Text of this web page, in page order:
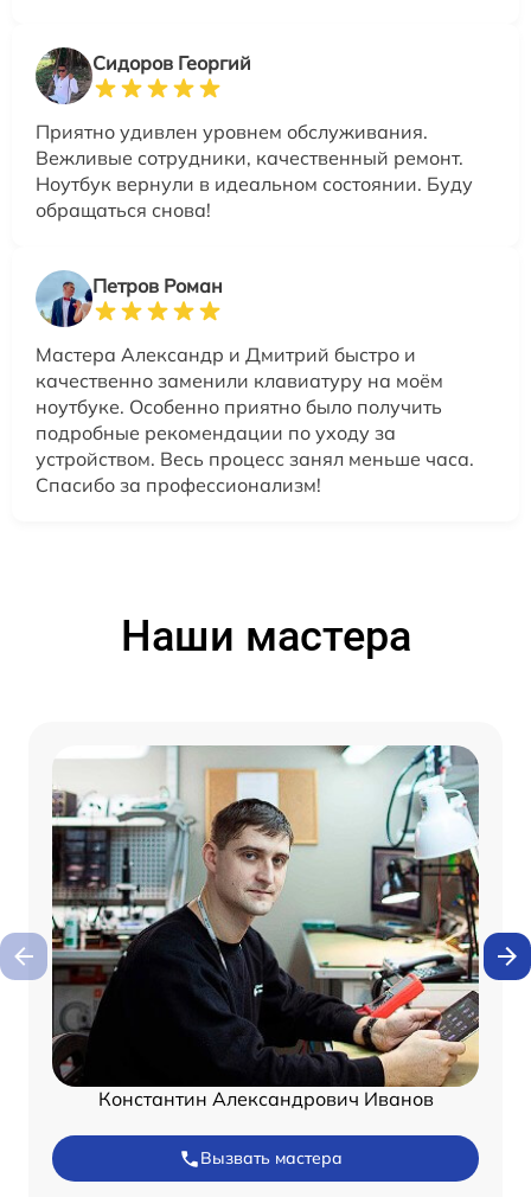
Сидоров Георгий
Приятно удивлен уровнем обслуживания.
Вежливые сотрудники, качественный ремонт.
Ноутбук вернули в идеальном состоянии. Буду
обращаться снова!
Петров Роман
Мастера Александр и Дмитрий быстро и
качественно заменили клавиатуру на моём
ноутбуке. Особенно приятно было получить
подробные рекомендации по уходу за
устройством. Весь процесс занял меньше часа.
Спасибо за профессионализм!
Наши мастера
Константин Александрович Иванов
Вызвать мастера